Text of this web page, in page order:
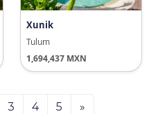
Xunik
Tulum
1,694,437 MXN
3 4 5 »